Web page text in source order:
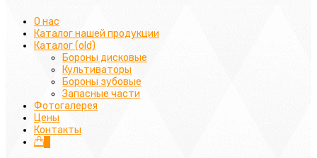
О нас
Каталог нашей продукции
Каталог (old)
Бороны дисковые
Культиваторы
Бороны зубовые
Запасные части
Фотогалерея
Цены
Контакты